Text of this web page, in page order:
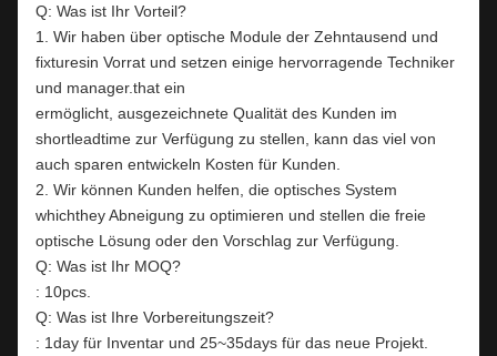
Q: Was ist Ihr Vorteil?
1. Wir haben über optische Module der Zehntausend und
fixturesin Vorrat und setzen einige hervorragende Techniker
und manager.that ein
ermöglicht, ausgezeichnete Qualität des Kunden im
shortleadtime zur Verfügung zu stellen, kann das viel von
auch sparen entwickeln Kosten für Kunden.
2. Wir können Kunden helfen, die optisches System
whichthey Abneigung zu optimieren und stellen die freie
optische Lösung oder den Vorschlag zur Verfügung.
Q: Was ist Ihr MOQ?
: 10pcs.
Q: Was ist Ihre Vorbereitungszeit?
: 1day für Inventar und 25~35days für das neue Projekt.